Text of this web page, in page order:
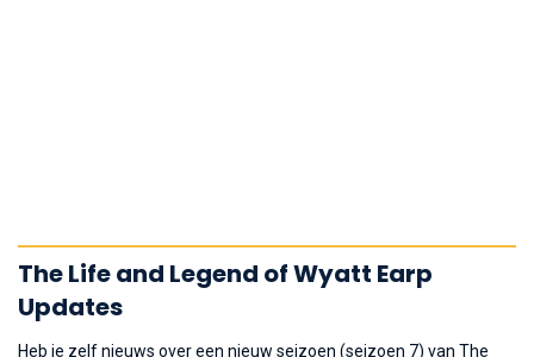
The Life and Legend of Wyatt Earp
Updates
Heb je zelf nieuws over een nieuw seizoen (seizoen 7) van The